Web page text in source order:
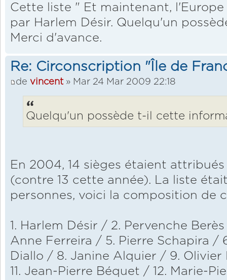
Cette liste " Et maintenant,
par Harlem Désir. Quelqu'un
Merci d'avance.
Re: Circonscription "Île de
de vincent » Mar 24 Mar 2009 22:18
Quelqu'un possède t-il cette
En 2004, 14 sièges étaient
(contre 13 cette année). La liste
personnes, voici la composition de
1. Harlem Désir / 2. Pervenche
Anne Ferreira / 5. Pierre Schapira /
Diallo / 8. Janine Alquier / 9.
11. Jean-Pierre Béquet / 12. Marie-